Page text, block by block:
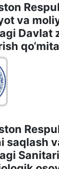
va
Dаvlаt
saqlash